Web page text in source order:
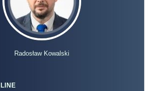
Radosław Kowalski